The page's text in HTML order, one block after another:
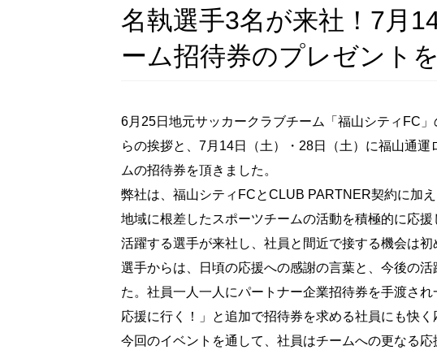
名執選手3名が来社！7月
ーム招待券のプレゼント
6月25日地元サッカークラブチーム「福山シティFC
らの挨拶と、7月14日（土）・28日（土）に福山通
ムの招待券を頂きました。
弊社は、福山シティFCとCLUB PARTNER契約に加
地域に根差したスポーツチームの活動を積極的に応
活躍する選手が来社し、社員と間近で接する機会は初
選手からは、日頃の応援への感謝の言葉と、今後の
た。社員一人一人にパートナー企業招待券を手渡さ
応援に行く！」と追加で招待券を求める社員にも快く
今回のイベントを通して、社員はチームへの更なる